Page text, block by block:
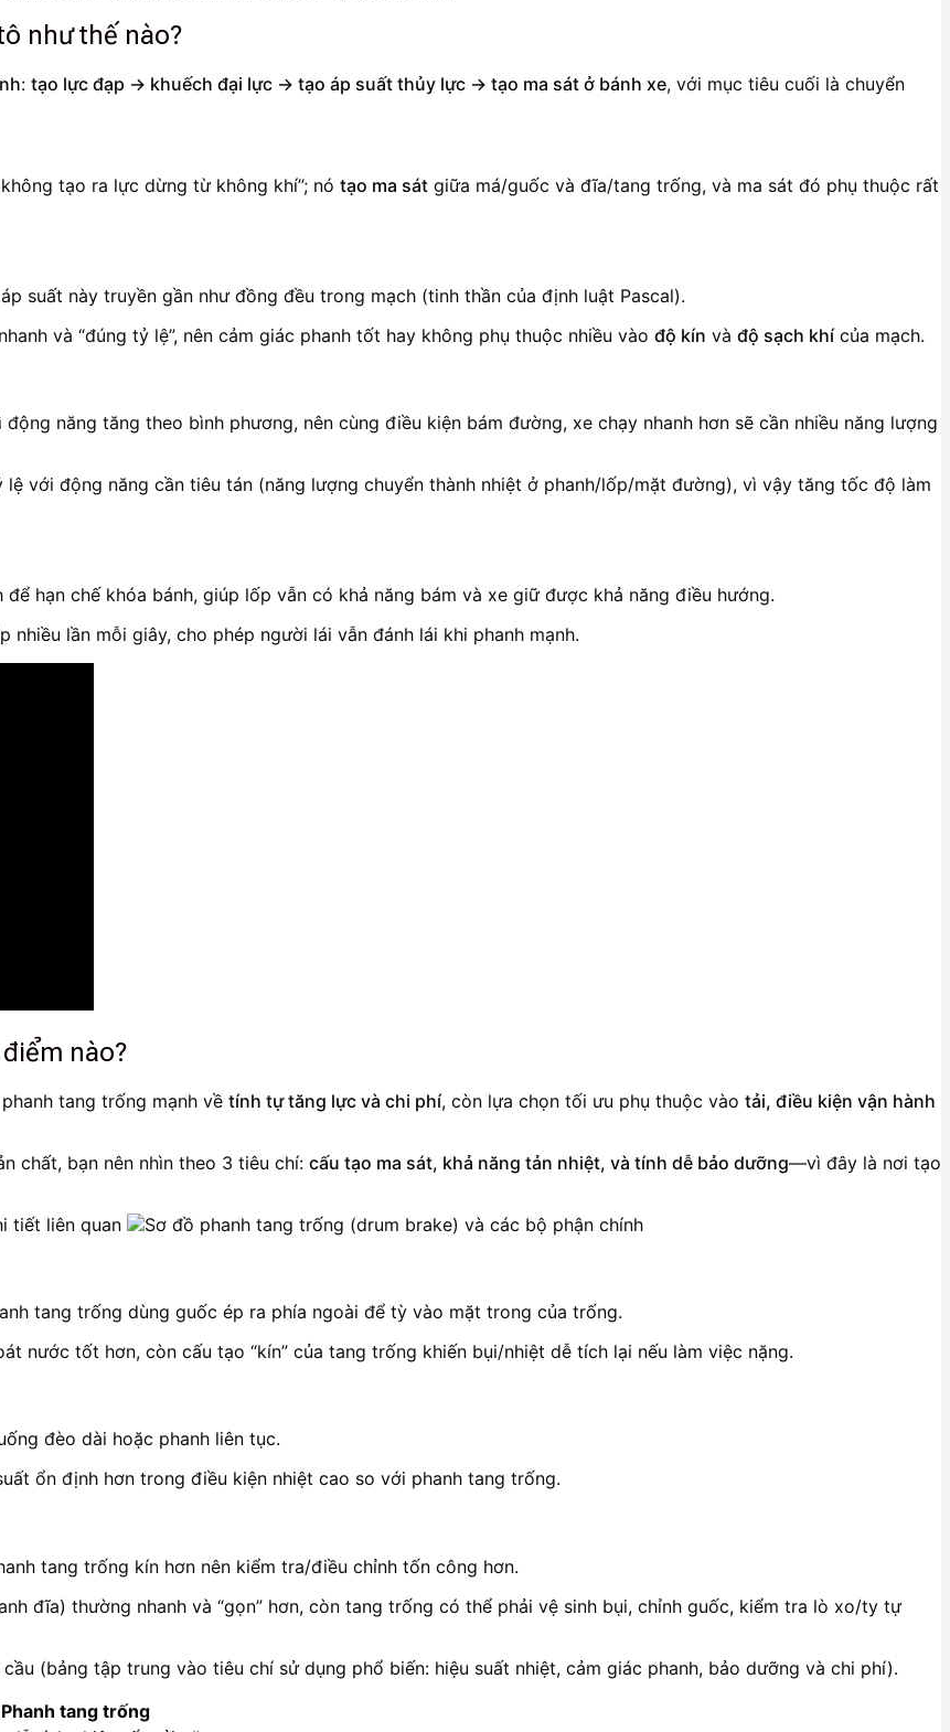
như thế nào?
: tạo lực đạp → khuếch đại lực → tạo áp suất thủy lực → tạo ma sát ở bánh xe, với mục tiêu cuối là chuyển
tạo ra lực dừng từ không khí”; nó tạo ma sát giữa má/guốc và đĩa/tang trống, và ma sát đó phụ thuộc rất
suất này truyền gần như đồng đều trong mạch (tinh thần của định luật Pascal).
và “đúng tỷ lệ”, nên cảm giác phanh tốt hay không phụ thuộc nhiều vào độ kín và độ sạch khícủa mạch.
năng tăng theo bình phương, nên cùng điều kiện bám đường, xe chạy nhanh hơn sẽ cần nhiều năng lượng
với động năng cần tiêu tán (năng lượng chuyển thành nhiệt ở phanh/lốp/mặt đường), vì vậy tăng tốc độ làm
để hạn chế khóa bánh, giúp lốp vẫn có khả năng bám và xe giữ được khả năng điều hướng.
lần mỗi giây, cho phép người lái vẫn đánh lái khi phanh mạnh.
nào?
phanh tang trống mạnh về tính tự tăng lực và chi phí, còn lựa chọn tối ưu phụ thuộc vào tải, điều kiện vận hành
chất, bạn nên nhìn theo 3 tiêu chí: cấu tạo ma sát, khả năng tản nhiệt, và tính dễ bảo dưỡng—vì đây là nơi tạo
tang trống dùng guốc ép ra phía ngoài để tỳ vào mặt trong của trống.
nước tốt hơn, còn cấu tạo “kín” của tang trống khiến bụi/nhiệt dễ tích lại nếu làm việc nặng.
đèo dài hoặc phanh liên tục.
ổn định hơn trong điều kiện nhiệt cao so với phanh tang trống.
tang trống kín hơn nên kiểm tra/điều chỉnh tốn công hơn.
đĩa) thường nhanh và “gọn” hơn, còn tang trống có thể phải vệ sinh bụi, chỉnh guốc, kiểm tra lò xo/ty tự
(bảng tập trung vào tiêu chí sử dụng phổ biến: hiệu suất nhiệt, cảm giác phanh, bảo dưỡng và chi phí).
Phanh tang trống